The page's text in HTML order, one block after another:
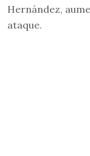
Hernández,
ataque.